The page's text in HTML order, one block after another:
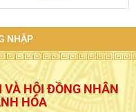
NHẬP
HỘI ĐỒNG NHÂN
HÓA